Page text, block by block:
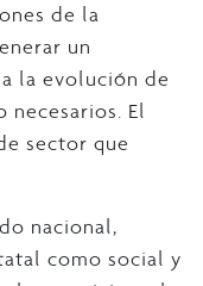
de la
un
la evolución de
El
sector que
nacional,
como social y